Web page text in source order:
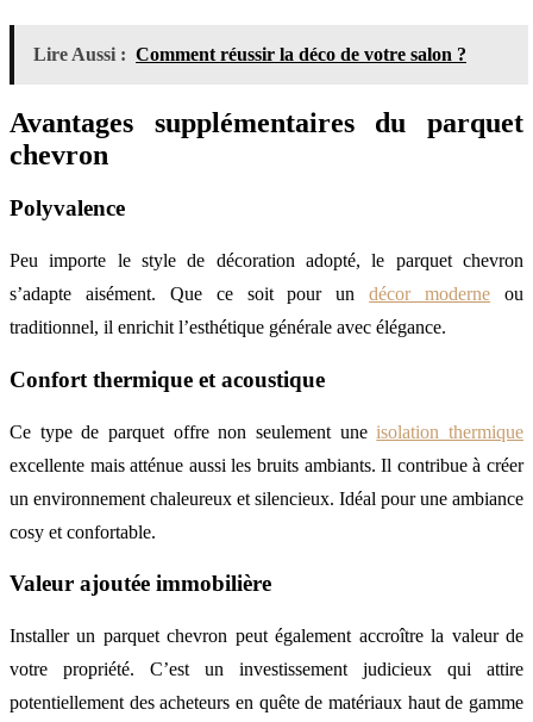
Lire Aussi : Comment réussir la déco de votre salon ?
Avantages supplémentaires du parquet
chevron
Polyvalence
Peu importe le style de décoration adopté, le parquet chevron
s’adapte aisément. Que ce soit pour undécor moderne ou
traditionnel, il enrichit l’esthétique générale avec élégance.
Confort thermique et acoustique
Ce type de parquet offre non seulement uneisolation thermique
excellente mais atténue aussi les bruits ambiants. Il contribue à créer
un environnement chaleureux et silencieux. Idéal pour une ambiance
cosy et confortable.
Valeur ajoutée immobilière
Installer un parquet chevron peut également accroître la valeur de
votre propriété. C’est un investissement judicieux qui attire
potentiellement des acheteurs en quête de matériaux haut de gamme